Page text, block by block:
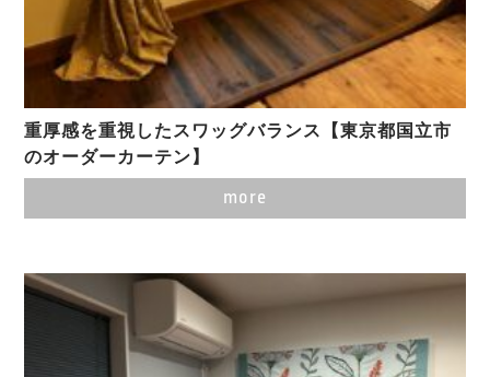
重厚感を重視したスワッグバランス【東京都国立市
のオーダーカーテン】
more